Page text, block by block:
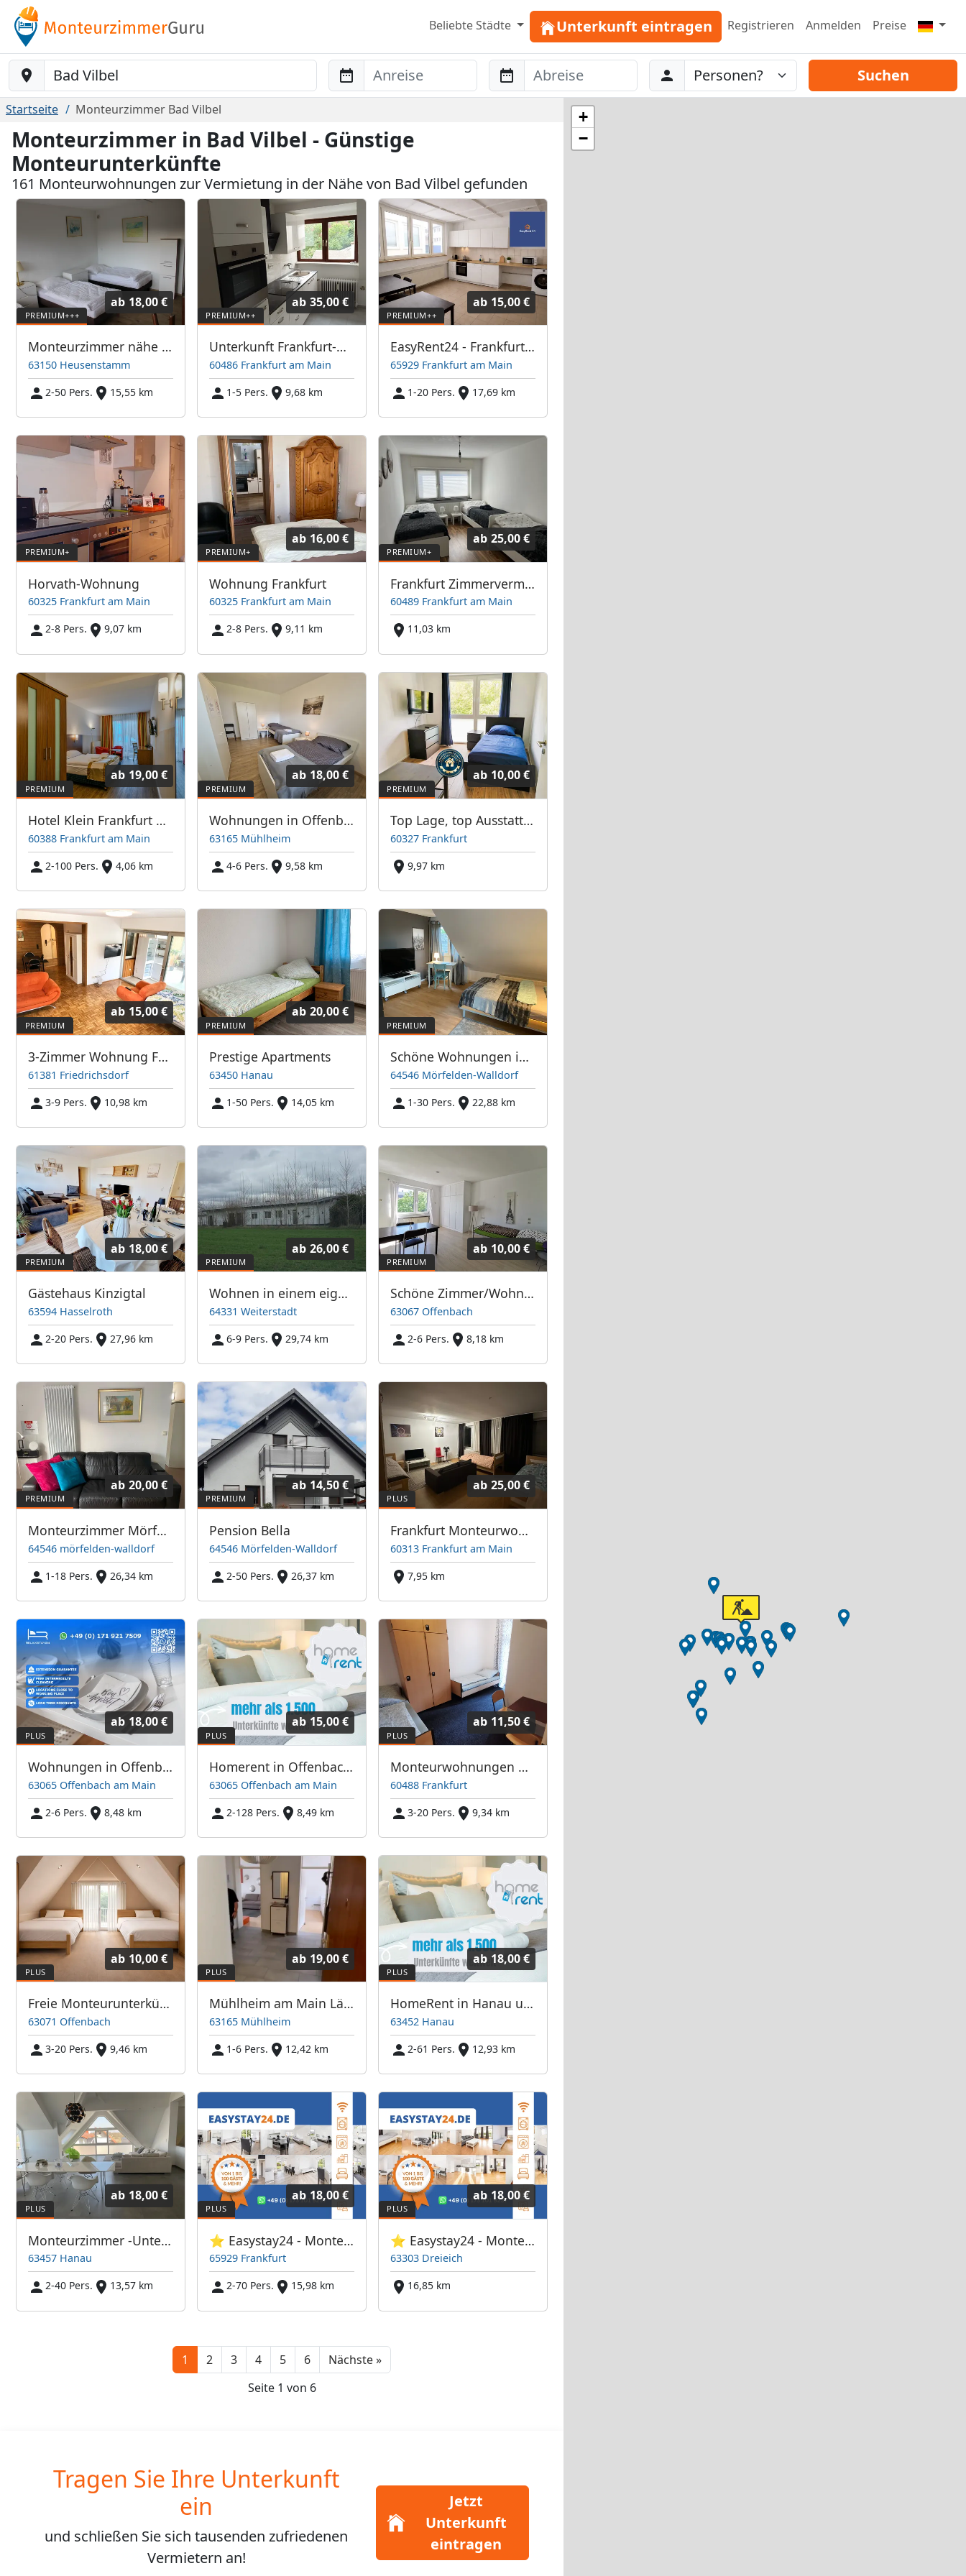
Beliebte Städte Unterkunft eintragen Registrieren Anmelden Preise
Baustelle-Location Anreise Abreise Abreise
Personen Suchen
Startseite Monteurzimmer Bad Vilbel
Monteurzimmer in Bad Vilbel - Günstige
Monteurunterkünfte
161 Monteurwohnungen zur Vermietung in der Nähe von Bad Vilbel gefunden
ab 18,00 €
Monteurzimmer nähe Frankfurt
63150 Heusenstamm
2-50 Pers.
15,55 km
ab 35,00 €
Unterkunft Frankfurt-West / Bockenheim
60486 Frankfurt am Main
1-5 Pers.
9,68 km
ab 15,00 €
EasyRent24 - Frankfurt am Main
65929 Frankfurt am Main
1-20 Pers.
17,69 km
Horvath-Wohnung
60325 Frankfurt am Main
2-8 Pers.
9,07 km
ab 16,00 €
Wohnung Frankfurt
60325 Frankfurt am Main
2-8 Pers.
9,11 km
ab 25,00 €
Frankfurt Zimmervermietung
60489 Frankfurt am Main
11,03 km
ab 19,00 €
Hotel Klein Frankfurt Ost
60388 Frankfurt am Main
2-100 Pers.
4,06 km
ab 18,00 €
Wohnungen in Offenbach, Frankfurt, Hanau, Eschborn und Umgebung
63165 Mühlheim
4-6 Pers.
9,58 km
ab 10,00 €
Top Lage, top Ausstattung: Monteurwohnung Frankfurter Bett GmbH
60327 Frankfurt
9,97 km
ab 15,00 €
3-Zimmer Wohnung Friedrichsdorf mit großem Balkon TV's
61381 Friedrichsdorf
3-9 Pers.
10,98 km
ab 20,00 €
Prestige Apartments
63450 Hanau
1-50 Pers.
14,05 km
Schöne Wohnungen in Frankfurt & Umgebung - PIM APARTMENTS
64546 Mörfelden-Walldorf
1-30 Pers.
22,88 km
ab 18,00 €
Gästehaus Kinzigtal
63594 Hasselroth
2-20 Pers.
27,96 km
ab 26,00 €
Wohnen in einem eigenen Haus
64331 Weiterstadt
6-9 Pers.
29,74 km
ab 10,00 €
Schöne Zimmer/Wohnung in Offenbach - Direkt bei Frankfurt/Main
63067 Offenbach
2-6 Pers.
8,18 km
ab 20,00 €
Monteurzimmer Mörfelden
64546 mörfelden-walldorf
1-18 Pers.
26,34 km
ab 14,50 €
Pension Bella
64546 Mörfelden-Walldorf
2-50 Pers.
26,37 km
ab 25,00 €
Frankfurt Monteurwohnung
60313 Frankfurt am Main
7,95 km
ab 18,00 €
Wohnungen in Offenbach, Frankfurt, Hanau und Umgebung
63065 Offenbach am Main
2-6 Pers.
8,48 km
ab 15,00 €
Homerent in Offenbach am Main und Umgebung
63065 Offenbach am Main
2-128 Pers.
8,49 km
ab 11,50 €
Monteurwohnungen an der Frankfurter Messe / Hauptbahnhof
60488 Frankfurt
3-20 Pers.
9,34 km
ab 10,00 €
Freie Monteurunterkünfte in Offenbach – JETZT anrufen! Wir sprechen auch Polnisch
63071 Offenbach
3-20 Pers.
9,46 km
ab 19,00 €
Mühlheim am Main Lämmerspiel
63165 Mühlheim
1-6 Pers.
12,42 km
ab 18,00 €
HomeRent in Hanau und Umgebung
63452 Hanau
2-61 Pers.
12,93 km
ab 18,00 €
Monteurzimmer -Unterkunft -Hanau
63457 Hanau
2-40 Pers.
13,57 km
ab 18,00 €
⭐ Easystay24 - Monteurwohnungen Frankfurt Flughafen
65929 Frankfurt
2-70 Pers.
15,98 km
ab 18,00 €
⭐ Easystay24 - Monteurwohnungen Dreieich
63303 Dreieich
16,85 km
1 2 3 4 5 6 Nächste »Next
Seite 1 von 6
Tragen Sie Ihre Unterkunft
ein
und schließen Sie sichtausenden zufriedenen
Vermietern an!
Jetzt
Unterkunft
eintragen
+
−